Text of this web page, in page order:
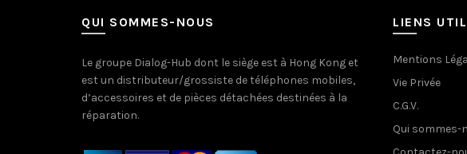
QUI SOMMES-NOUS
Le groupe Dialog-Hub dont le siège est à Hong Kong et
est un distributeur/grossiste de téléphones mobiles,
d’accessoires et de pièces détachées destinées à la
réparation.
LIENS
Mentions
Vie Privée
C.G.V.
Qui sommes-